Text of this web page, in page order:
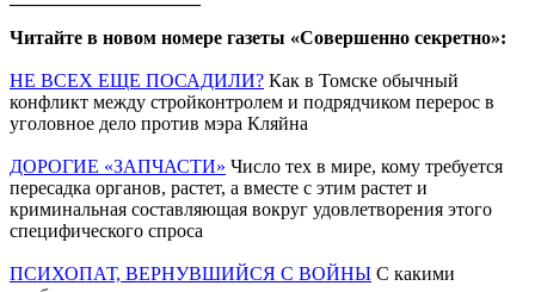
Читайте в новом номере газеты «Совершенно секретно»:
НЕ ВСЕХ ЕЩЕ ПОСАДИЛИ? Как в Томске обычный
конфликт между стройконтролем и подрядчиком перерос в
уголовное дело против мэра Кляйна
ДОРОГИЕ «ЗАПЧАСТИ» Число тех в мире, кому требуется
пересадка органов, растет, а вместе с этим растет и
криминальная составляющая вокруг удовлетворения этого
специфического спроса
ПСИХОПАТ, ВЕРНУВШИЙСЯ С ВОЙНЫ С какими